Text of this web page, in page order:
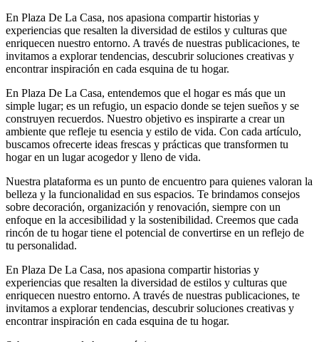
En Plaza De La Casa, nos apasiona compartir historias y
experiencias que resalten la diversidad de estilos y culturas que
enriquecen nuestro entorno. A través de nuestras publicaciones, te
invitamos a explorar tendencias, descubrir soluciones creativas y
encontrar inspiración en cada esquina de tu hogar.
En Plaza De La Casa, entendemos que el hogar es más que un
simple lugar; es un refugio, un espacio donde se tejen sueños y se
construyen recuerdos. Nuestro objetivo es inspirarte a crear un
ambiente que refleje tu esencia y estilo de vida. Con cada artículo,
buscamos ofrecerte ideas frescas y prácticas que transformen tu
hogar en un lugar acogedor y lleno de vida.
Nuestra plataforma es un punto de encuentro para quienes valoran la
belleza y la funcionalidad en sus espacios. Te brindamos consejos
sobre decoración, organización y renovación, siempre con un
enfoque en la accesibilidad y la sostenibilidad. Creemos que cada
rincón de tu hogar tiene el potencial de convertirse en un reflejo de
tu personalidad.
En Plaza De La Casa, nos apasiona compartir historias y
experiencias que resalten la diversidad de estilos y culturas que
enriquecen nuestro entorno. A través de nuestras publicaciones, te
invitamos a explorar tendencias, descubrir soluciones creativas y
encontrar inspiración en cada esquina de tu hogar.